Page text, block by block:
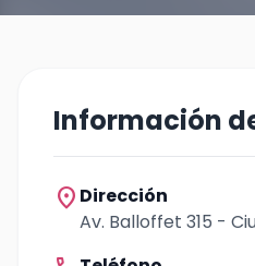
Información
location_on Dirección
Av. Balloffet 315 -